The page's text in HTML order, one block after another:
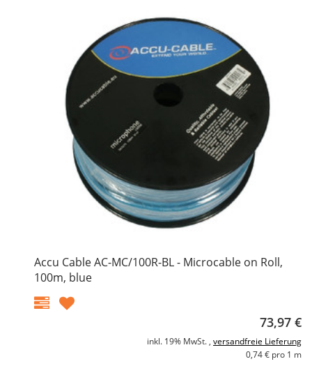
Accu Cable AC-MC/100R-BL - Microcable on Roll,
100m, blue
73,97 €
inkl. 19% MwSt. , versandfreie Lieferung
0,74 € pro 1 m